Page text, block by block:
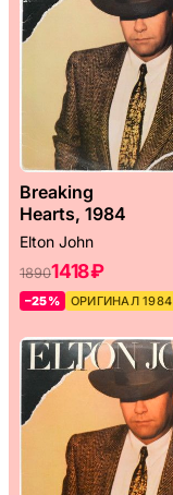
Breaking
Hearts, 1984
Elton John
18901418 ₽
–25% ОРИГИНАЛ 1984